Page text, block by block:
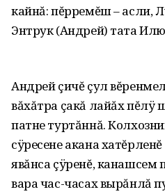
кайнă: пĕрремĕш – асли,
Энтрук (Андрей) тата
Андрей çичĕ çул
вăхăтра çакă лайăх пĕлÿ
патне туртăннă.
сÿресене акана
явăнса çÿренĕ, канашсем
вара час-часах вырăнлă